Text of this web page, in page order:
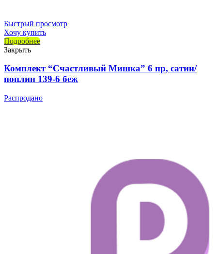
Быстрый просмотр
Хочу купить
Подробнее
Закрыть
Комплект “Счастливый Мишка” 6 пр, сатин/
поплин 139-6 беж
Распродано